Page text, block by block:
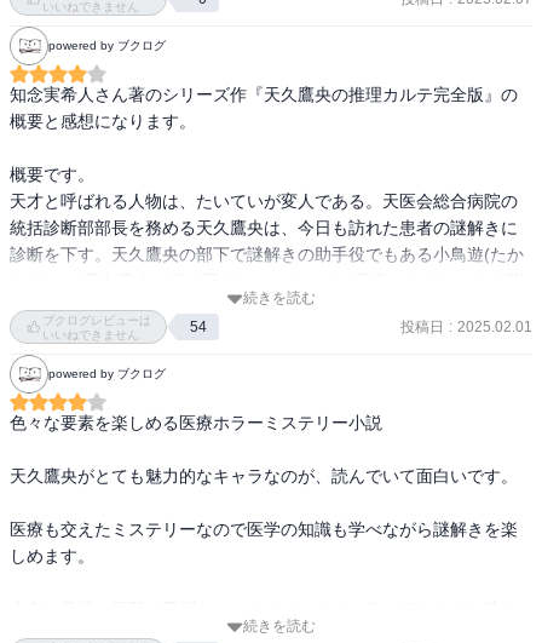
いいねできません
powered by ブクログ
知念実希人さん著のシリーズ作『天久鷹央の推理カルテ完全版』の
概要と感想になります。
概要です。
天才と呼ばれる人物は、たいていが変人である。天医会総合病院の
統括診断部部長を務める天久鷹央は、今日も訪れた患者の謎解きに
診断を下す。天久鷹央の部下で謎解きの助手役でもある小鳥遊(たか
染んでいく。さて、今日はどんな診断が下るのか？
感想です。
アニメ放送と並行するつもりで読み始めましたが、想定より早く読
み終えてしまいました(^_^;)
りにアニメ化していそうかなと感じています♪
続きを読む
ブクログレビューは
いいねできません
54 投稿日 : 2025.02.01
powered by ブクログ
色々な要素を楽しめる医療ホラーミステリー小説
天久鷹央がとても魅力的なキャラなのが、読んでいて面白いです。
医療も交えたミステリーなので医学の知識も学べながら謎解きを楽
しめます。
る緊張感もありました。
続きを読む